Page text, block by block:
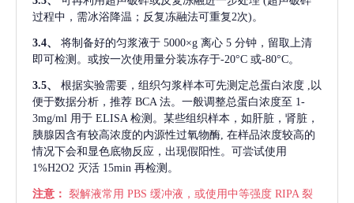
过程中，需冰浴降温；反复冻融法可重复2次)。
3.4、 将制备好的匀浆液于 5000×g 离心 5 分钟，留取上清
即可检测。或按一次使用量分装冻存于-20°C 或-80°C。
3.5、 根据实验需要，组织匀浆样本可先测定总蛋白浓度
,以
便于数据分析，推荐 BCA 法。一般调整总蛋白浓度至 1-
3mg/ml 用于 ELISA 检测。某些组织样本，如肝脏，肾脏，
胰腺因含有较高浓度的内源性过氧物酶, 在样品浓度较高的
情况下会和显色底物反应，出现假阳性。可尝试使用
1%H2O2 灭活 15min 再检测。
注意： 裂解液常用 PBS 缓冲液，或使用中等强度 RIPA 裂